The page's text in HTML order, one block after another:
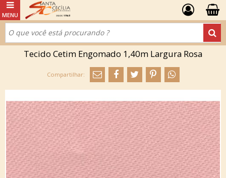
Tecido Cetim Engomado 1,40m Largura Rosa